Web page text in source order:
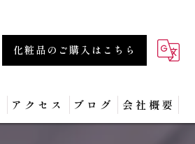
化粧品のご購入はこちら
アクセス ブログ 会社概要